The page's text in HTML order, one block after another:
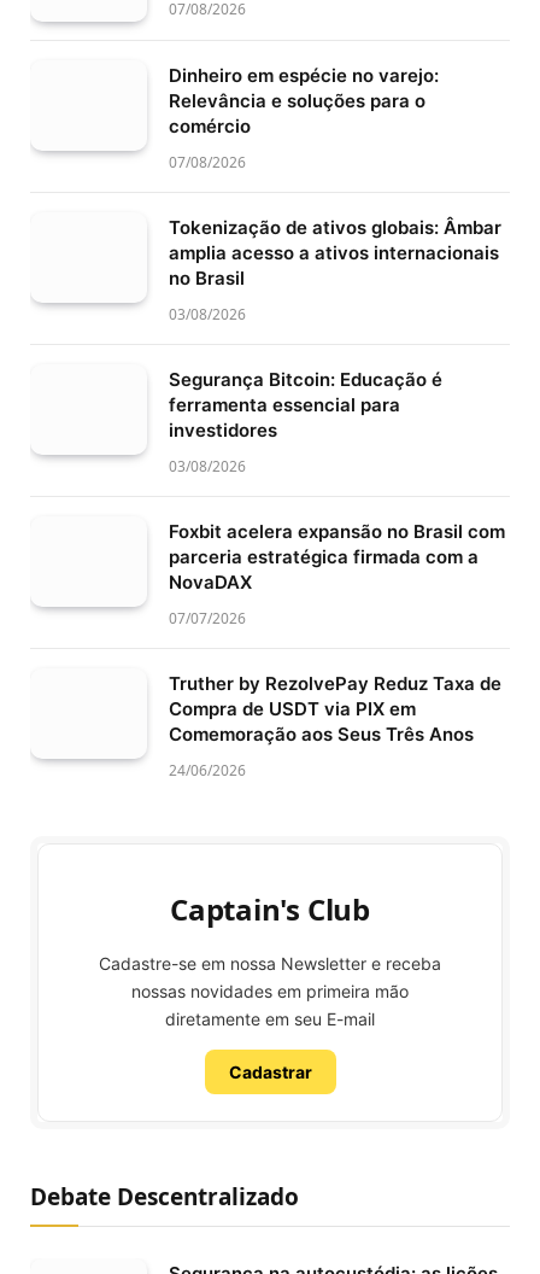
07/08/2026
Dinheiro em espécie no varejo:
Relevância e soluções para o
comércio
07/08/2026
Tokenização de ativos globais: Âmbar
amplia acesso a ativos internacionais
no Brasil
03/08/2026
Segurança Bitcoin: Educação é
ferramenta essencial para
investidores
03/08/2026
Foxbit acelera expansão no Brasil com
parceria estratégica firmada com a
NovaDAX
07/07/2026
Truther by RezolvePay Reduz Taxa de
Compra de USDT via PIX em
Comemoração aos Seus Três Anos
24/06/2026
Captain's Club
Cadastre-se em nossa Newsletter e receba
nossas novidades em primeira mão
diretamente em seu E-mail
Cadastrar
Debate Descentralizado